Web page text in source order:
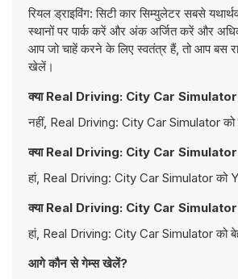
रियल ड्राइविंग: सिटी कार सिम्युलेटर सबसे
स्थानों पर पार्क करें और अंक अर्जित करें और
आप जो चाहें करने के लिए स्वतंत्र हैं, तो आप
खेलें।
क्या Real Driving: City Car Simulator
नहीं, Real Driving: City Car Simulator को
क्या Real Driving: City Car Simulator
हां, Real Driving: City Car Simulator को
क्या Real Driving: City Car Simulator
हां, Real Driving: City Car Simulator को
आगे कौन से गेम्स खेलें?